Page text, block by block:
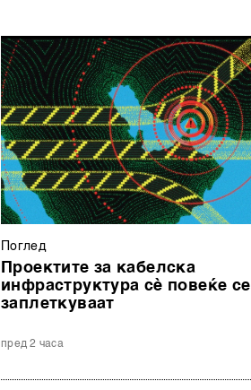
Поглед
Проектите за кабелска
инфраструктура сè повеќе се
заплеткуваат
пред 2 часа